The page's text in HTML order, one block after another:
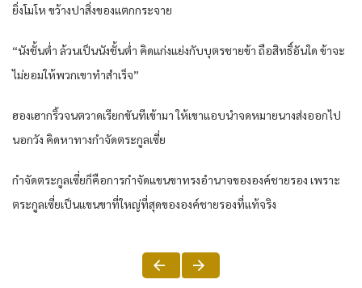
ยิ่งโมโห ขว้างปาสิ่งของแตกกระจาย
“นังชั้นต่ำ ล้วนเป็นนังชั้นต่ำ คิดแก่งแย่งกับบุตรชายข้า ถือสิทธิ์อันใด ข้าจะ
ไม่ยอมให้พวกเขาทำสำเร็จ”
ฮองเฮากริ้วจนตวาดเรียกขันทีเข้ามา ให้เขาแอบนำจดหมายนางส่งออกไป
นอกวัง คิดหาทางกำจัดตระกูลเซี่ย
กำจัดตระกูลเซี่ยก็คือการกำจัดแขนขาทรงอำนาจขององค์ชายรอง เพราะ
ตระกูลเซี่ยเป็นแขนขาที่ใหญ่ที่สุดขององค์ชายรองที่แท้จริง